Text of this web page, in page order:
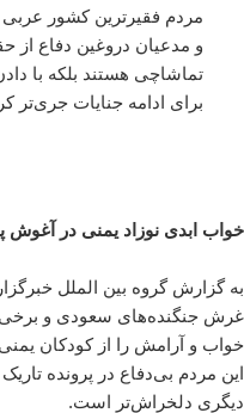
مردم فقیر‌ترین کشور
و مدعیان دروغین دفاع از
تماشاچی هستند بلکه با
برای ادامه جنایات جری‌تر
خواب ابدی نوزاد یمنی در آغوش
غرش جنگنده‌های سعودی و
خواب و آرامش را از کودکان
این مردم بی‌دفاع در پرونده
دیگری دلخراش‌تر است.